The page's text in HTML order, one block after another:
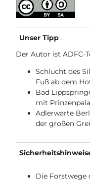
Unser Tipp
Der Autor ist ADFC-
Schlucht des
Fuß ab dem
Bad
mit
Adlerwarte
der großen
Die Forstwege